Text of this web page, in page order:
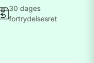
30 dages
fortrydelsesret